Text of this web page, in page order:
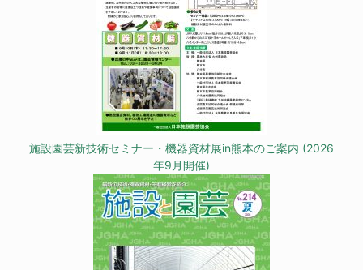
施設園芸新技術セミナー・機器資材展in熊本のご案内 (2026
年9月開催)